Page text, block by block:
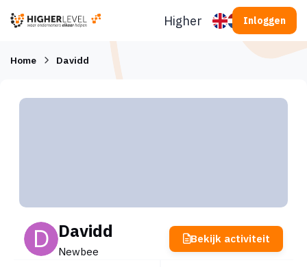
Higherlevel Inloggen
Home Davidd
Davidd
Newbee
Bekijk activiteit